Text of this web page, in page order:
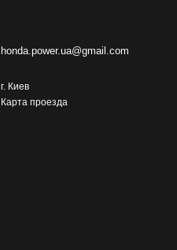
honda.power.ua@gmail.com
г. Киев
Карта проезда